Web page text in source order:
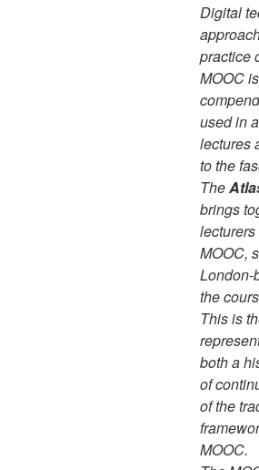
Digital
practice
MOOC
used in
lectures
to the
The
brings
MOOC,
London-
the
This is
both a
of
of the
MOOC.